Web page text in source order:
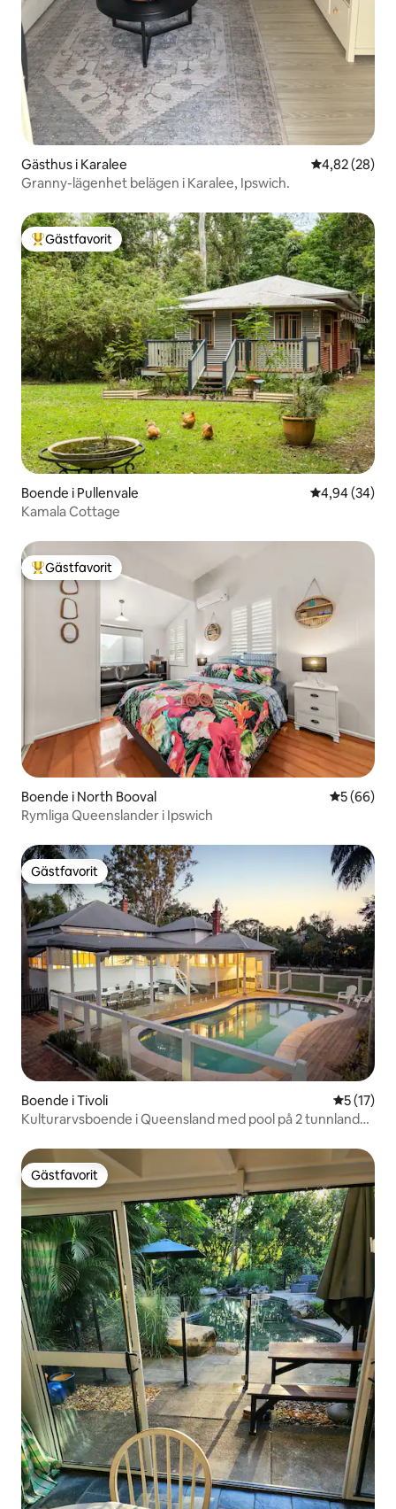
Gästhus i Karalee 4,82 av 5 i
4,82 (28)
Granny-lägenhet belägen i Karalee, Ipswich.
Populär gästfavorit
Gästfavorit
Boende i Pullenvale 4,94 av 5 i
4,94 (34)
Kamala Cottage
Populär gästfavorit
Gästfavorit
Boende i North Booval 5 av 5 i
5 (66)
Rymliga Queenslander i Ipswich
Gästfavorit
Gästfavorit
Boende i Tivoli 5 av 5 i
5 (17)
Kulturarvsboende i Queensland med pool på 2 tunnland
Gästfavorit
Gästfavorit